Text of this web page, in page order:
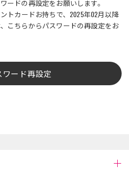
ードの再設定をお願いします。
トカードお持ちで、2025年02月以降
こちらからパスワードの再設定をお
ワード再設定